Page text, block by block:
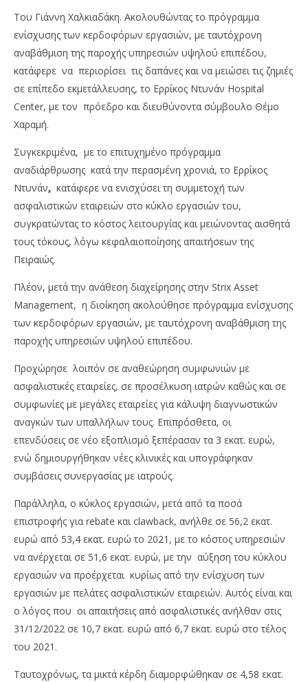
NOW VIEWING
Ερρίκος Ντυνάν: Με δυναμική αναδιάρθρωσης και
ταυτόχρονη αναβάθμιση της παροχής υπηρεσιών
18/08/2023
pressroom
Του Γιάννη Χαλκιαδάκη. Ακολουθώντας το πρόγραμμα
ενίσχυσης των κερδοφόρων εργασιών, με ταυτόχρονη
αναβάθμιση της παροχής υπηρεσιών υψηλού επιπέδου,
κατάφερε να περιορίσει τις δαπάνες και να μειώσει τις ζημιές
σε επίπεδο εκμετάλλευσης, το Ερρίκος Ντυνάν Hospital
Center, με τον πρόεδρο και διευθύνοντα σύμβουλο Θέμο
Χαραμή.
Συγκεκριμένα, με το επιτυχημένο πρόγραμμα
αναδιάρθρωσης κατά την περασμένη χρονιά, το Ερρίκος
Ντυνάν, κατάφερε να ενισχύσει τη συμμετοχή των
ασφαλιστικών εταιρειών στο κύκλο εργασιών του,
συγκρατώντας το κόστος λειτουργίας και μειώνοντας αισθητά
τους τόκους, λόγω κεφαλαιοποίησης απαιτήσεων της
Πειραιώς.
Πλέον, μετά την ανάθεση διαχείρησης στην Strix Asset
Management, η διοίκηση ακολούθησε πρόγραμμα ενίσχυσης
των κερδοφόρων εργασιών, με ταυτόχρονη αναβάθμιση της
παροχής υπηρεσιών υψηλού επιπέδου.
Προχώρησε λοιπόν σε αναθεώρηση συμφωνιών με
ασφαλιστικές εταιρείες, σε προσέλκυση ιατρών καθώς και σε
συμφωνίες με μεγάλες εταιρείες για κάλυψη διαγνωστικών
αναγκών των υπαλλήλων τους. Επιπρόσθετα, οι
επενδύσεις σε νέο εξοπλισμό ξεπέρασαν τα 3 εκατ. ευρώ,
ενώ δημιουργήθηκαν νέες κλινικές και υπογράφηκαν
συμβάσεις συνεργασίας με ιατρούς.
Παράλληλα, ο κύκλος εργασιών, μετά από τα ποσά
επιστροφής για rebate και clawback, ανήλθε σε 56,2 εκατ.
ευρώ από 53,4 εκατ. ευρώ το 2021, με το κόστος υπηρεσιών
να ανέρχεται σε 51,6 εκατ. ευρώ, με την αύξηση του κύκλου
εργασιών να προέρχεται κυρίως από την ενίσχυση των
εργασιών με πελάτες ασφαλιστικών εταιρειών. Αυτός είναι και
ο λόγος που οι απαιτήσεις από ασφαλιστικές ανήλθαν στις
31/12/2022 σε 10,7 εκατ. ευρώ από 6,7 εκατ. ευρώ στο τέλος
του 2021.
Ταυτοχρόνως, τα μικτά κέρδη διαμορφώθηκαν σε 4,58 εκατ.